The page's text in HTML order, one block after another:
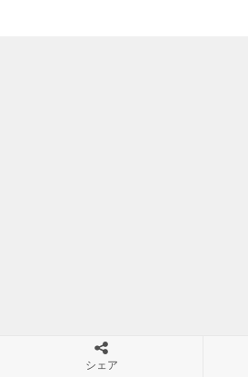
シェア